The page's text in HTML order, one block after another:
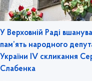
У Верховній Раді
пам’ять народного
України IV скликання
Слабенка